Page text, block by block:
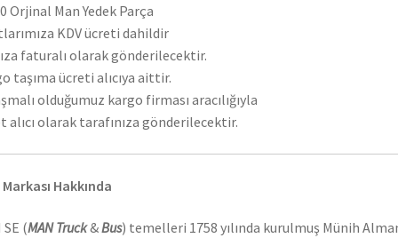
Orjinal Man Yedek Parça
KDV ücreti dahildir
faturalı olarak gönderilecektir.
taşıma ücreti alıcıya aittir.
olduğumuz kargo firması aracılığıyla
alıcı olarak tarafınıza gönderilecektir.
Markası Hakkında
(MAN Truck&Bus) temelleri 1758 yılında kurulmuş Münih